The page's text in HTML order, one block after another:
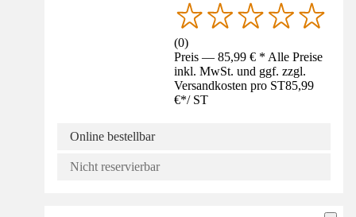
(0)
Preis — 85,99 € * Alle Preise
inkl. MwSt. und ggf. zzgl.
Versandkosten pro ST85,99
€*/ ST
Online bestellbar
Nicht reservierbar